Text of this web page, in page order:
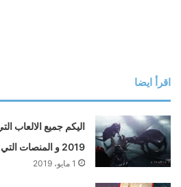
اقرأ ايضا
اليكم جميع الالعاب
2019 و المنصات التي ستتوفر عليها..
1 مايو، 2019